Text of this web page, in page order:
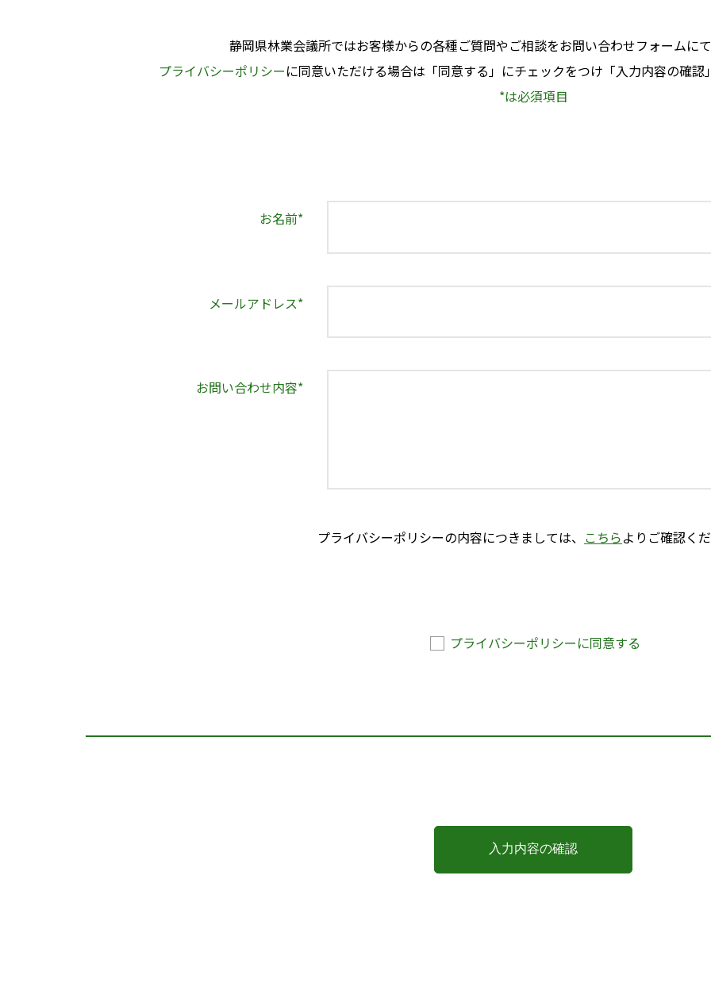
静岡県林業会議所ではお客様からの各種ご質問やご相談をお問い合わせフォームに
プライバシーポリシーに同意いただける場合は「同意する」にチェックをつけ「入力内容の確
*は必須項目
お名前*
メールアドレス*
お問い合わせ内容*
プライバシーポリシーの内容につきましては、 こちらよりご確認く
プライバシーポリシーに同意する